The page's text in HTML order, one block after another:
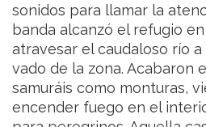
sonidos para llamar la
banda alcanzó el refugio
atravesar el caudaloso río
vado de la zona. Acabaron
samuráis como monturas,
encender fuego en el